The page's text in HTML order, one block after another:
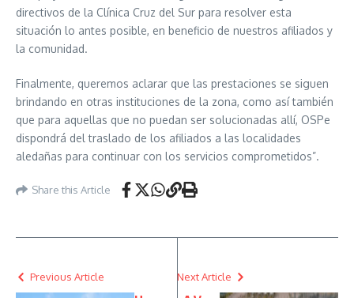
directivos de la Clínica Cruz del Sur para resolver esta
situación lo antes posible, en beneficio de nuestros afiliados y
la comunidad.
Finalmente, queremos aclarar que las prestaciones se siguen
brindando en otras instituciones de la zona, como así también
que para aquellas que no puedan ser solucionadas allí, OSPe
dispondrá del traslado de los afiliados a las localidades
aledañas para continuar con los servicios comprometidos”.
Share this Article
Previous Article Next Article